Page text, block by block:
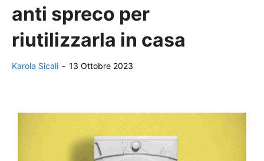
anti spreco per
riutilizzarla in casa
Karola Sicali - 13 Ottobre 2023